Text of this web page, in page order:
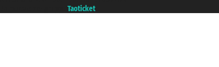
Taoticket